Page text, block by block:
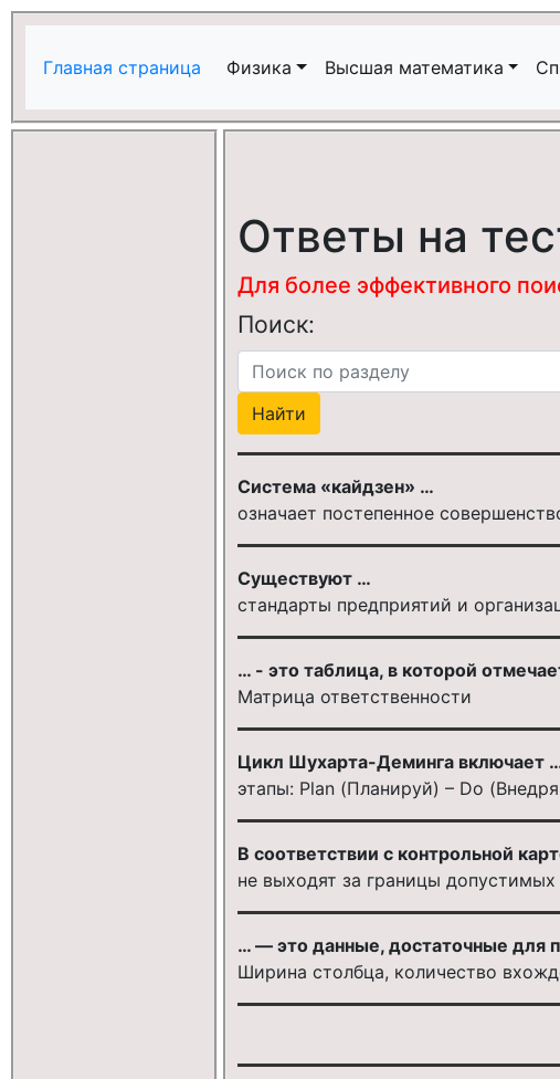
Главная страница Физика Высшая математика
Ответы на
Для более эффективного
Поиск:
Система «кайдзен» …
означает постепенное
Существуют …
стандарты предприятий и
… - это таблица, в которой
Матрица ответственности
Цикл Шухарта-Деминга включает
этапы: Plan (Планируй) – Do
В соответствии с контрольной
не выходят за границы допустимых
… — это данные, достаточные для
Ширина столбца, количество